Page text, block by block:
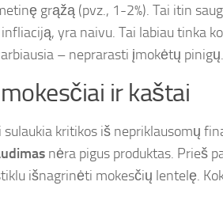
grąžą (pvz., 1-2%). Tai itin
yra naivu. Tai labiau tinka
– neprarasti įmokėtų pinigų.
ir kaštai
kritikos iš nepriklausomų
nėra pigus produktas. Prieš
išnagrinėti mokesčių lentelę.